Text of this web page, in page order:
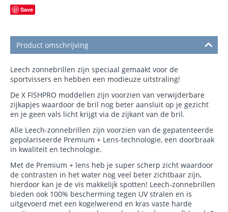
Save
Product omschrijving
Leech zonnebrillen zijn speciaal gemaakt voor de
sportvissers en hebben een modieuze uitstraling!
De X FISHPRO moddellen zijn voorzien van verwijderbare
zijkapjes waardoor de bril nog beter aansluit op je gezicht
en je geen vals licht krijgt via de zijkant van de bril.
Alle Leech-zonnebrillen zijn voorzien van de gepatenteerde
gepolariseerde Premium + Lens-technologie, een doorbraak
in kwaliteit en technologie.
Met de Premium + lens heb je super scherp zicht waardoor
de contrasten in het water nog veel beter zichtbaar zijn,
hierdoor kan je de vis makkelijk spotten! Leech-zonnebrillen
bieden ook 100% bescherming tegen UV stralen en is
uitgevoerd met een kogelwerend en kras vaste harde